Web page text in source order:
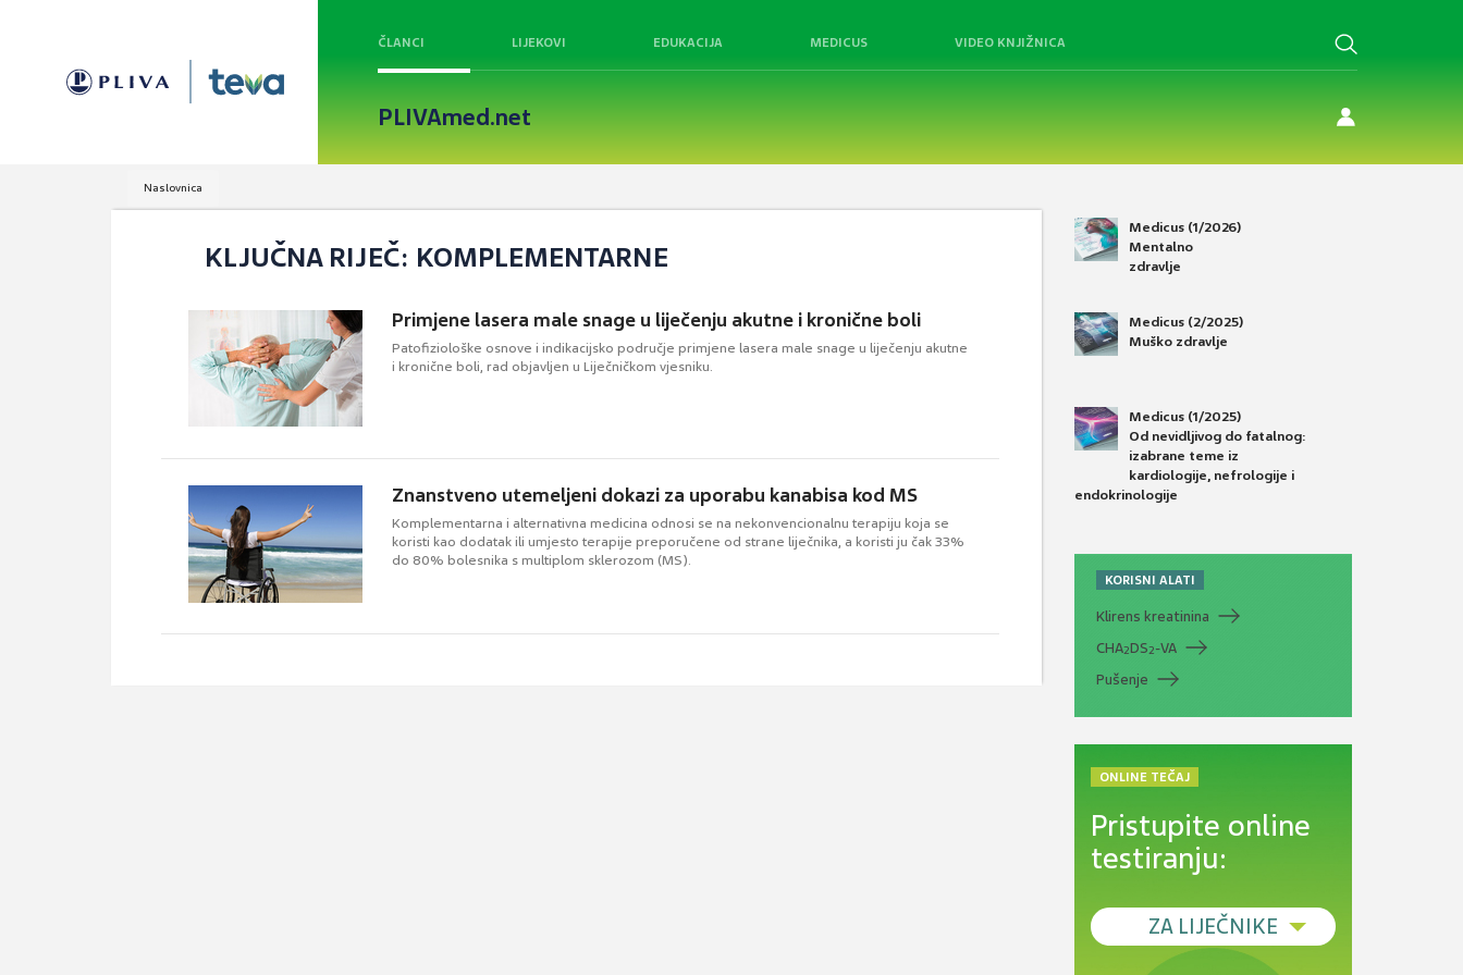
ČLANCI LIJEKOVI EDUKACIJA MEDICUS VIDEO KNJIŽNICA
PLIVAmed.net
Naslovnica
KLJUČNA RIJEČ: KOMPLEMENTARNE
Primjene lasera male snage u liječenju akutne i kronične boli
Patofiziološke osnove i indikacijsko područje primjene lasera male snage u liječenju akutne
i kronične boli, rad objavljen u Liječničkom vjesniku.
Znanstveno utemeljeni dokazi za uporabu kanabisa kod MS
Komplementarna i alternativna medicina odnosi se na nekonvencionalnu terapiju koja se
koristi kao dodatak ili umjesto terapije preporučene od strane liječnika, a koristi ju čak 33%
do 80% bolesnika s multiplom sklerozom (MS).
Medicus (1/2026)
Mentalno
zdravlje
Medicus (2/2025)
Muško zdravlje
Medicus (1/2025)
Od nevidljivog do fatalnog:
izabrane teme iz
kardiologije, nefrologije i
endokrinologije
KORISNI ALATI
Klirens kreatinina
CHA2DS2-VA
Pušenje
ONLINE TEČAJ
Pristupite online
testiranju:
ZA LIJEČNIKE